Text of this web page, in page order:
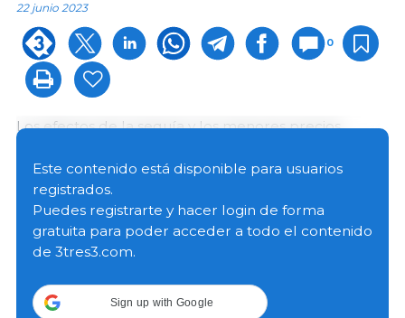
22 junio 2023
0
Los efectos de la sequía y los menores precios
una reducción significativa de las exportaciones de
Productos Primarios y de Manufacturas de Origen
Agropecuario. A nivel producto, la caída se explica,
principalmente, por las menores ventas externas de
maíz (MUSD - 433); aceite de soja (MUSD - 390); trigo
(MUSD - 198).
Este contenido está disponible para usuarios
registrados.
Puedes registrarte y hacer login de forma
gratuita para poder acceder a todo el contenido
de 3tres3.com.
Sign up with Google